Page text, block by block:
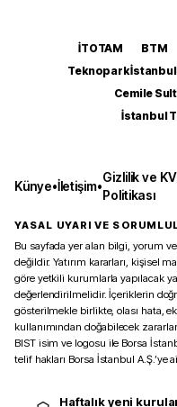
İTOTAM BTM
Teknopark İstanbul
Cemile
İstanbul
Künye•İletişim•
Gizlilik ve
Politikası
YASAL UYARI VE
Bu sayfada yer alan bilgi, yorum ve
değildir. Yatırım kararları, kişisel
göre yetkili kurumlarla yapılacak
değerlendirilmelidir. İçeriklerin
gösterilmekle birlikte, olası hata,
kullanımından doğabilecek
BIST isim ve logosu ile Borsa
telif hakları Borsa İstanbul A.Ş.’ye
Haftalık yeni